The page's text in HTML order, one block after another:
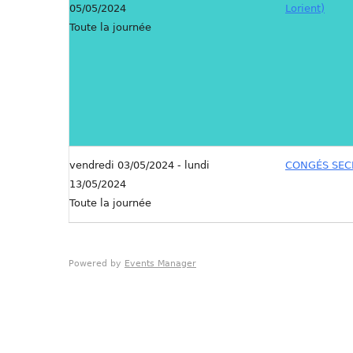
05/05/2024
Toute la journée
Lorient)
vendredi 03/05/2024 - lundi
13/05/2024
Toute la journée
CONGÉS
Powered by Events Manager